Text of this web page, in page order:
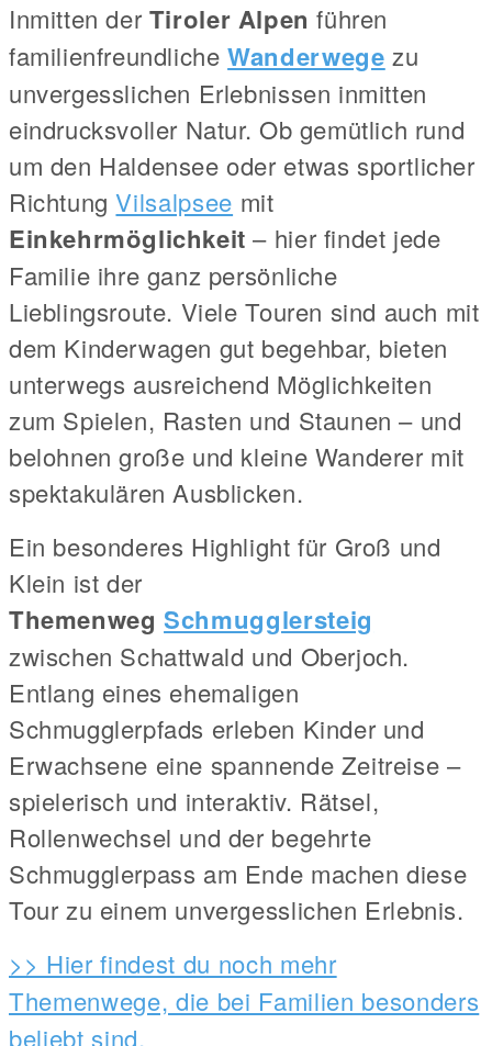
Inmitten der Tiroler Alpenführen
familienfreundlicheWanderwege zu
unvergesslichen Erlebnissen inmitten
eindrucksvoller Natur. Ob gemütlich rund
um den Haldensee oder etwas sportlicher
RichtungVilsalpsee mit
Einkehrmöglichkeit – hier findet jede
Familie ihre ganz persönliche
Lieblingsroute. Viele Touren sind auch mit
dem Kinderwagen gut begehbar, bieten
unterwegs ausreichend Möglichkeiten
zum Spielen, Rasten und Staunen – und
belohnen große und kleine Wanderer mit
spektakulären Ausblicken.
Ein besonderes Highlight für Groß und
Klein ist der
Themenweg Schmugglersteig
zwischen Schattwald und Oberjoch.
Entlang eines ehemaligen
Schmugglerpfads erleben Kinder und
Erwachsene eine spannende Zeitreise –
spielerisch und interaktiv. Rätsel,
Rollenwechsel und der begehrte
Schmugglerpass am Ende machen diese
Tour zu einem unvergesslichen Erlebnis.
>> Hier findest du noch mehr
Themenwege, die bei Familien besonders
beliebt sind.